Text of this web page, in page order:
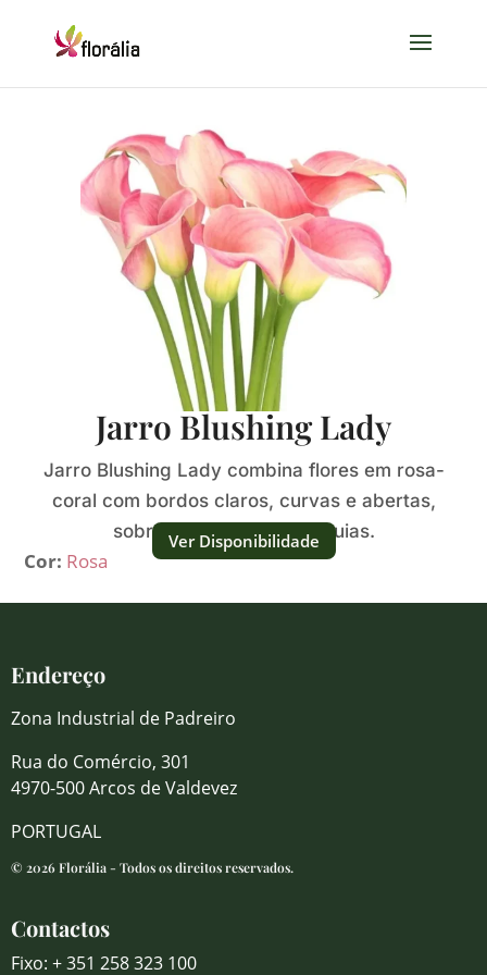
Jarro Blushing Lady
Jarro Blushing Lady combina flores em rosa-
coral com bordos claros, curvas e abertas,
sobre hastes verdes esguias.
Cor: Rosa
Ver Disponibilidade
Endereço
Zona Industrial de Padreiro
Rua do Comércio, 301
4970-500 Arcos de Valdevez
PORTUGAL
© 2026 Florália - Todos os direitos reservados.
Contactos
Fixo: + 351 258 323 100